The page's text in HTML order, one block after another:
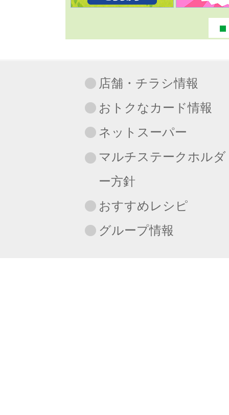
店舗・チラシ情報
おトクなカード情報
ネットスーパー
マルチステークホルダ
ー方針
おすすめレシピ
グループ情報